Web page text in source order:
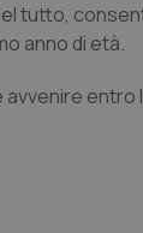
tutto,
anno di età.
entro